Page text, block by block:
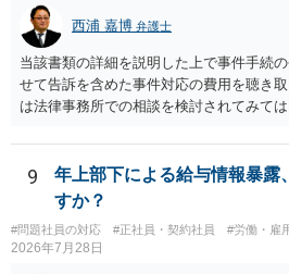
の主張・立証が容易ではないため、労働
るのがよいと思われます。
西浦 嘉博 弁護士
当該書類の詳細を説明した上で事件手続
せて告訴を含めた事件対応の費用を聴き
は法律事務所での相談を検討されてみて
9
年上部下による給与情報暴露
すか？
#問題社員の対応 #正社員・契約社員 #労働・雇
2026年7月28日